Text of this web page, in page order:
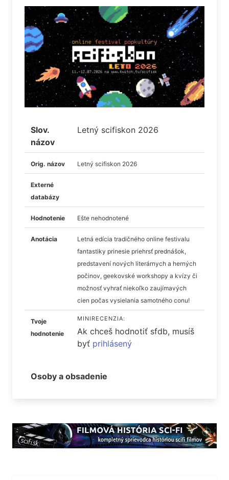
Slov.
názov
Letný scifiskon 2026
Orig. názov Letný scifiskon 2026
Externé
databázy
Hodnotenie Ešte nehodnotené
Anotácia
Letná edícia tradičného online festivalu
fantastiky prinesie priehrsť prednášok,
predstavení nových literárnych a herných
počinov, geekovské workshopy a kvízy či
možnosť vyhrať niekoľko zaujímavých
cien počas vysielania samotného conu!
Tvoje
hodnotenie
MINIRECENZIA:
Ak chceš hodnotiť sfdb, musíš
byť prihlásený
Osoby a obsadenie